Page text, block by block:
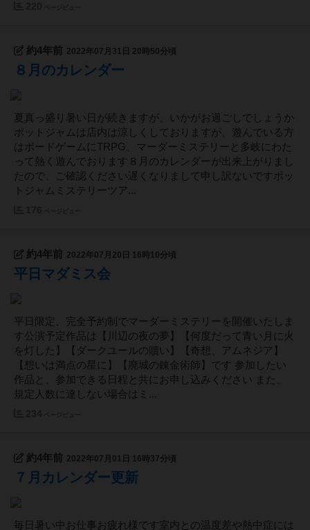
約4年前 2022年07月31日 20時50分頃
８月のカレンダー
夏真っ盛り暑い日が続きますが、いかがお過ごしでしょうか
ポットジャムは店内は涼しくしておりますが、遊んでいる方
はボードゲームにTRPG、マーダーミステリーと多岐にわた
って熱く遊んでおります８月のカレンダーが出来上がりまし
たので、ご確認ください遅くなりまして申し訳ないですポッ
トジャムミステリーツア...
約4年前 2022年07月20日 16時10分頃
平日マダミス会
平日限定、完全予約制でマーダーミステリーを開催いたしま
す公演予定作品は【川辺の夜の夢】【何度だって青い月に火
を灯した】【ダークユールの贖い】【奇想、アムネジア】
【想いは満点の星に】【廃城の錬金術師】です 参加したい
作品と、参加できる日程と共にお申し込みください また、
規定人数に達しない場合はミ...
約4年前 2022年07月01日 16時37分頃
７月カレンダー更新
毎日暑い中お仕事お疲れ様です室内との温度差や熱中症には